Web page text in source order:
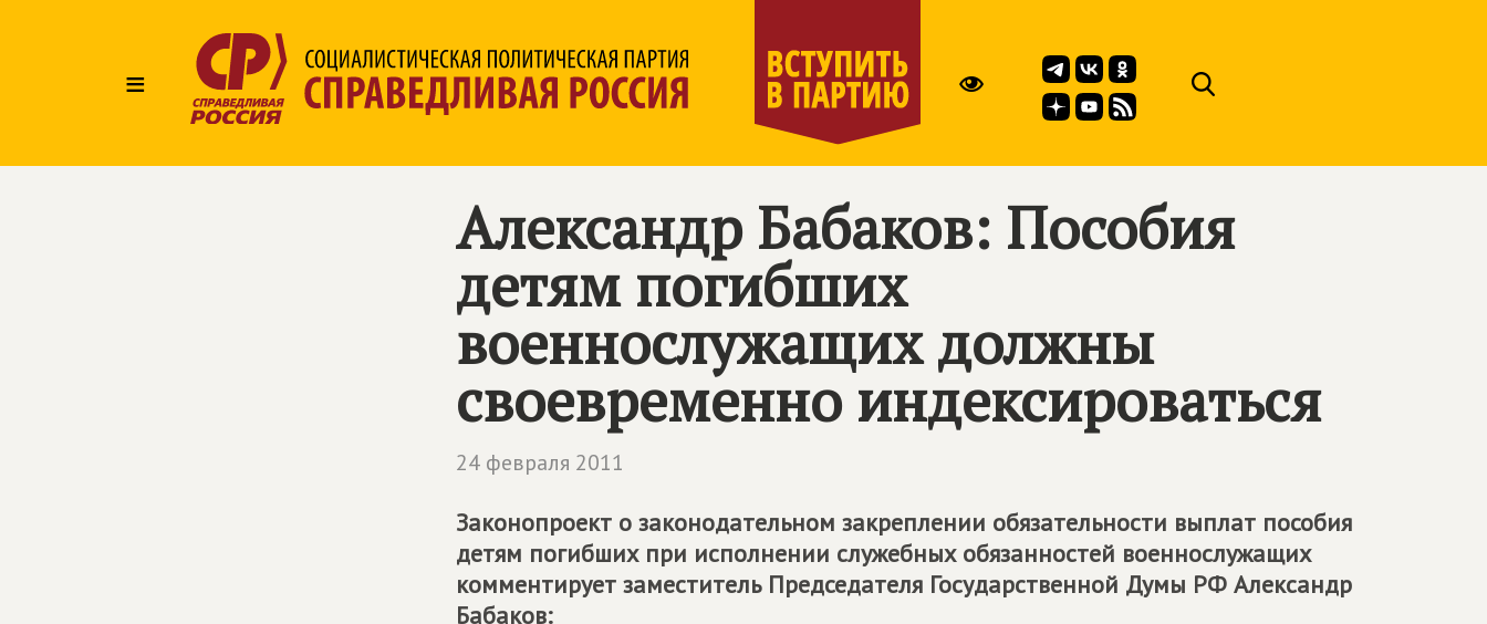
≡
Александр Бабаков: Пособия
детям погибших
военнослужащих должны
своевременно индексироваться
24 февраля 2011
Законопроект о законодательном закреплении обязательности выплат пособия
детям погибших при исполнении служебных обязанностей военнослужащих
комментирует заместитель Председателя Государственной Думы РФ Александр
Бабаков: